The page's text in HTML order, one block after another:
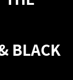
BLACK